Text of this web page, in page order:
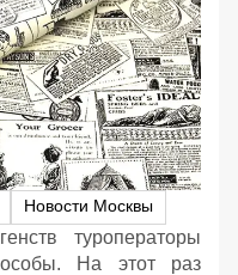
Новости Москвы
туроператоры
На этот раз